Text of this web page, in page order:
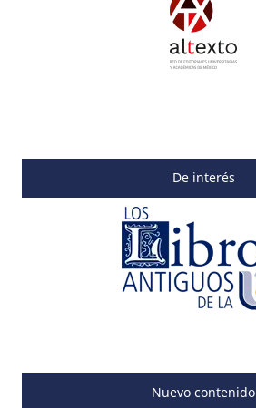
De interés
Nuevo contenido